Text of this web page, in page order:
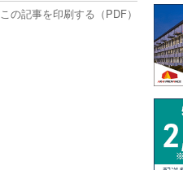
この記事を印刷する（PDF）